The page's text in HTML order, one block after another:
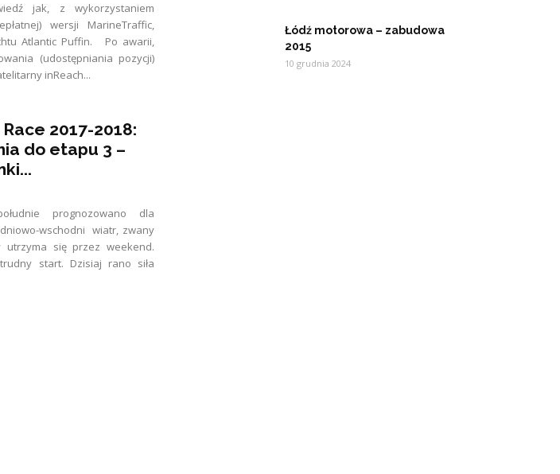
jak, z wykorzystaniem
wersji MarineTraffic,
Atlantic Puffin. Po awarii,
(udostępniania pozycji)
inReach...
2017-2018:
do etapu 3 –
prognozowano dla
wschodni wiatr, zwany
utrzyma się przez weekend.
start. Dzisiaj rano siła
Łódź motorowa – zabudowa
2015
10 grudnia 2024